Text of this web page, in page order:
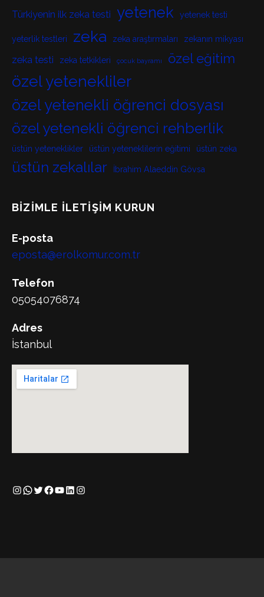
Türkiyenin ilk zeka testi yetenek yetenek testi
yeterlik testleri zeka zeka araştırmaları zekanın mikyası
zeka testi zeka tetkikleri çocuk bayramı özel eğitim
özel yetenekliler
özel yetenekli öğrenci dosyası
özel yetenekli öğrenci rehberlik
üstün yeteneklikler üstün yeteneklilerin eğitimi üstün zeka
üstün zekalılar İbrahim Alaeddin Gövsa
BIZIMLE İLETIŞIM KURUN
E-posta
eposta@erolkomur.com.tr
Telefon
05054076874
Adres
İstanbul
Instagram
WhatsApp
Twitter
Facebook
YouTube
LinkedIn
Instagram